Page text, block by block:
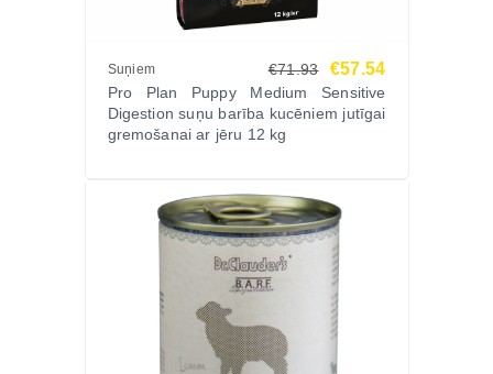
Suņiem €71.93 €57.54
Pro Plan Puppy Medium Sensitive
Digestion suņu barība kucēniem jutīgai
gremošanai ar jēru 12 kg